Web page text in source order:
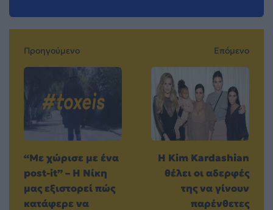
Προηγούμενο
“Με χώρισε με ένα
post-it” – Η Νίκη
μας εξιστορεί πώς
κατάφερε να
Επόμενο
H Kim Kardashian
θέλει οι αδερφές
της να γίνουν
παρένθετες